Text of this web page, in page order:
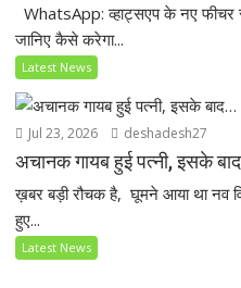
WhatsApp: व्हाट्सएप के नए फीचर से
जानिए कैसे करेगा...
Latest News
Jul 23, 2026 deshadesh27
अचानक गायब हुई पत्नी, इसके
ख़बर बड़ी रौचक है, घूमने आया था नव
हुए...
Latest News